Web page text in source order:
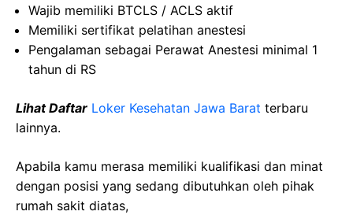
Wajib memiliki BTCLS / ACLS aktif
Memiliki sertifikat pelatihan anestesi
Pengalaman sebagai Perawat Anestesi minimal 1
tahun di RS
Lihat Daftar Loker Kesehatan Jawa Barat terbaru
lainnya.
Apabila kamu merasa memiliki kualifikasi dan minat
dengan posisi yang sedang dibutuhkan oleh pihak
rumah sakit diatas,